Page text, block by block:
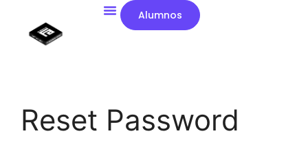
Alumnos
Reset Password